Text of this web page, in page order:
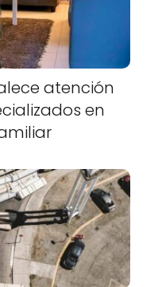
atención
en